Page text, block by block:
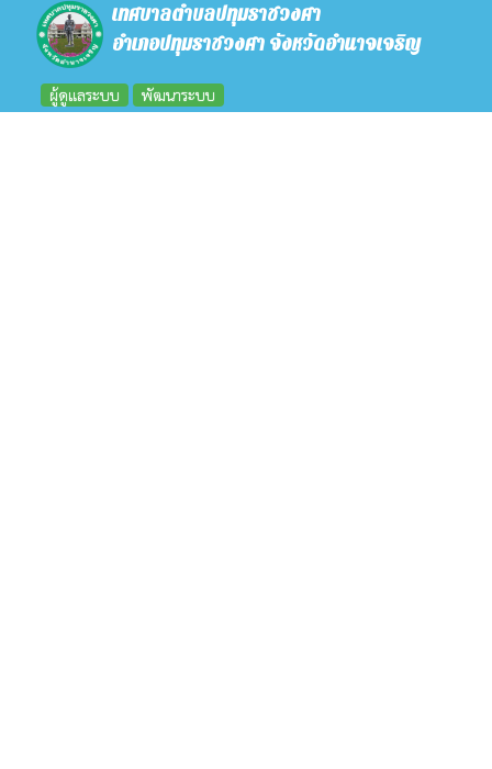
เทศบาลตำบลปทุมราชวงศา
อำเภอปทุมราชวงศา จังหวัดอำนาจเจริญ
ผู้ดูแลระบบ พัฒนาระบบ